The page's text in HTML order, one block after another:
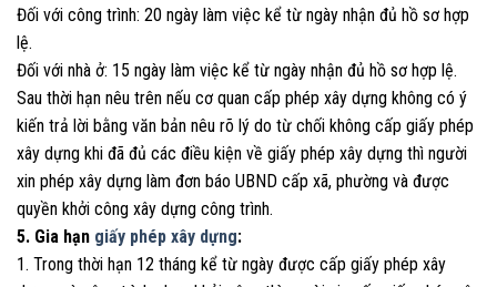
Đối với công trình: 20 ngày làm việc kể từ ngày nhận đủ hồ sơ hợp
lệ.
Đối với nhà ở: 15 ngày làm việc kể từ ngày nhận đủ hồ sơ hợp lệ.
Sau thời hạn nêu trên nếu cơ quan cấp phép xây dựng không có ý
kiến trả lời bằng văn bản nêu rõ lý do từ chối không cấp giấy phép
xây dựng khi đã đủ các điều kiện về giấy phép xây dựng thì người
xin phép xây dựng làm đơn báo UBND cấp xã, phường và được
quyền khởi công xây dựng công trình.
5. Gia hạn giấy phép xây dựng:
1. Trong thời hạn 12 tháng kể từ ngày được cấp giấy phép xây